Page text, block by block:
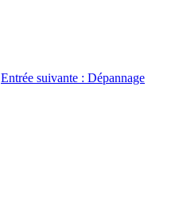
Entrée suivante : Dépannage